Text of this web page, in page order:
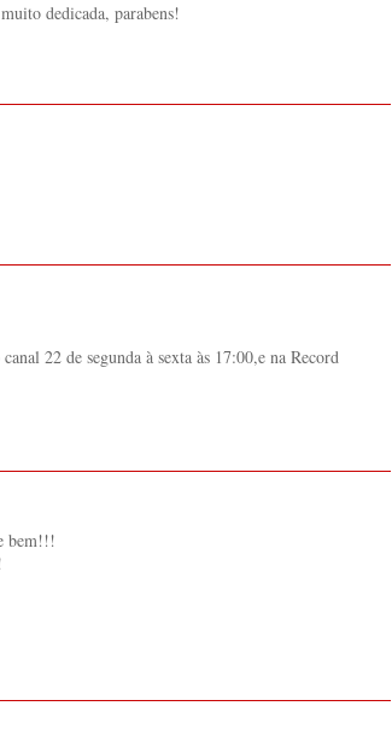
dedicada, parabens!
22 de segunda à sexta às 17:00,e na Record
bem!!!